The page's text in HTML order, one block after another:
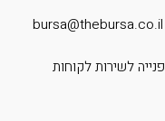
bursa@thebursa.co.il
פנייה לשירות לקוחות